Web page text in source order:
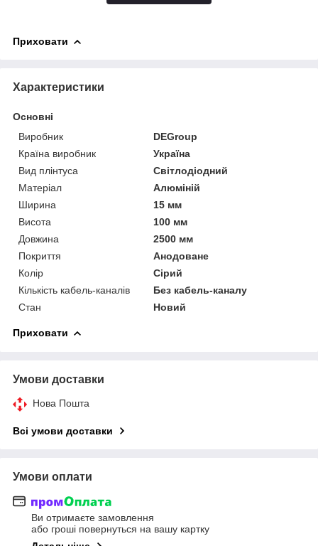
Приховати
Характеристики
Основні
Виробник
DEGroup
Країна виробник
Україна
Вид плінтуса
Світлодіодний
Матеріал
Алюміній
Ширина
15 мм
Висота
100 мм
Довжина
2500 мм
Покриття
Анодоване
Колір
Сірий
Кількість кабель-каналів
Без кабель-каналу
Стан
Новий
Приховати
Умови доставки
Нова Пошта
Всі умови доставки
Умови оплати
Ви отримаєте замовлення
або гроші повернуться на вашу картку